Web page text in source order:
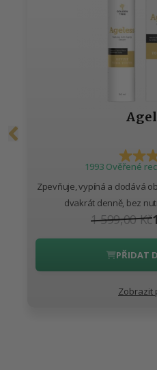
1993 Ověřené
Zpevňuje, vypíná a dodává
dvakrát denně, bez
1 599,00 Kč
PŘIDAT
Zobrazit